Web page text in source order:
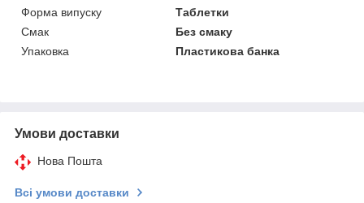
Форма випуску
Таблетки
Смак
Без смаку
Упаковка
Пластикова банка
Умови доставки
Нова Пошта
Всі умови доставки